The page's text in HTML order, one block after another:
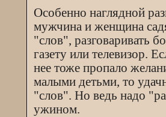
Особенно наглядной
мужчина и женщина
"слов", разговаривать
газету или телевизор.
нее тоже пропало
малыми детьми, то
"слов". Но ведь надо
ужином.